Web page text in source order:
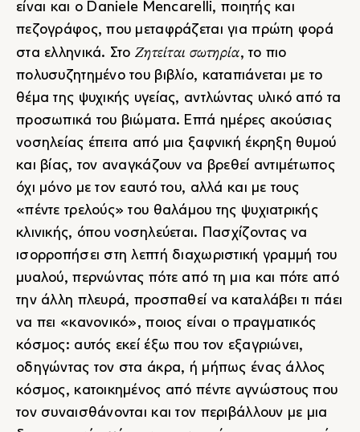
είναι και ο Daniele Mencarelli, ποιητής και
πεζογράφος, που μεταφράζεται για πρώτη φορά
στα ελληνικά. ΣτοΖητείται σωτηρία, το πιο
πολυσυζητημένο του βιβλίο, καταπιάνεται με το
θέμα της ψυχικής υγείας, αντλώντας υλικό από τα
προσωπικά του βιώματα. Επτά ημέρες ακούσιας
νοσηλείας έπειτα από μια ξαφνική έκρηξη θυμού
και βίας, τον αναγκάζουν να βρεθεί αντιμέτωπος
όχι μόνο με τον εαυτό του, αλλά και με τους
«πέντε τρελούς» του θαλάμου της ψυχιατρικής
κλινικής, όπου νοσηλεύεται. Πασχίζοντας να
ισορροπήσει στη λεπτή διαχωριστική γραμμή του
μυαλού, περνώντας πότε από τη μια και πότε από
την άλλη πλευρά, προσπαθεί να καταλάβει τι πάει
να πει «κανονικό», ποιος είναι ο πραγματικός
κόσμος: αυτός εκεί έξω που τον εξαγριώνει,
οδηγώντας τον στα άκρα, ή μήπως ένας άλλος
κόσμος, κατοικημένος από πέντε αγνώστους που
τον συναισθάνονται και τον περιβάλλουν με μια